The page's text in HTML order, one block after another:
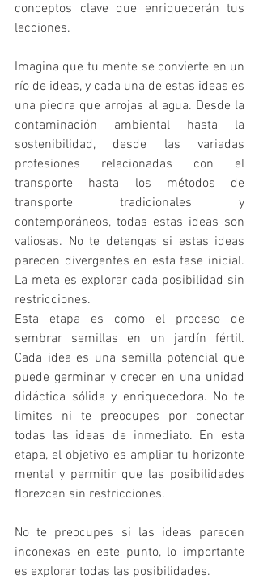
conceptos clave que enriquecerán tus
lecciones.
Imagina que tu mente se convierte en un
río de ideas, y cada una de estas ideas es
una piedra que arrojas al agua. Desde la
contaminación ambiental hasta la
sostenibilidad, desde las variadas
profesiones relacionadas con el
transporte hasta los métodos de
transporte tradicionales y
contemporáneos, todas estas ideas son
valiosas. No te detengas si estas ideas
parecen divergentes en esta fase inicial.
La meta es explorar cada posibilidad sin
restricciones.
Esta etapa es como el proceso de
sembrar semillas en un jardín fértil.
Cada idea es una semilla potencial que
puede germinar y crecer en una unidad
didáctica sólida y enriquecedora. No te
limites ni te preocupes por conectar
todas las ideas de inmediato. En esta
etapa, el objetivo es ampliar tu horizonte
mental y permitir que las posibilidades
florezcan sin restricciones.
No te preocupes si las ideas parecen
inconexas en este punto, lo importante
es explorar todas las posibilidades.